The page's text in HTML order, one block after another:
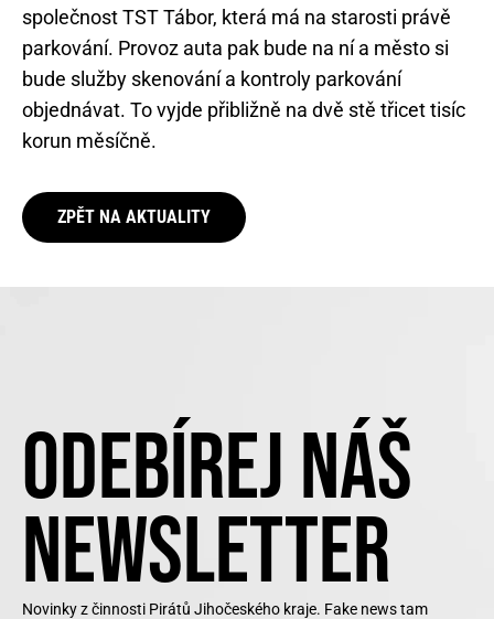
společnost TST Tábor, která má na starosti právě
parkování. Provoz auta pak bude na ní a město si
bude služby skenování a kontroly parkování
objednávat. To vyjde přibližně na dvě stě třicet tisíc
korun měsíčně.
ZPĚT NA AKTUALITY
ODEBÍREJ NÁŠ
NEWSLETTER
Novinky z činnosti Pirátů Jihočeského kraje. Fake news tam